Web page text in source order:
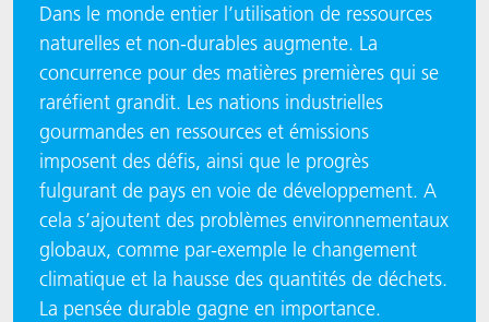
Dans le monde entier l’utilisation de ressources
naturelles et non-durables augmente. La
concurrence pour des matières premières qui se
raréfient grandit. Les nations industrielles
gourmandes en ressources et émissions
imposent des défis, ainsi que le progrès
fulgurant de pays en voie de développement. A
cela s’ajoutent des problèmes environnementaux
globaux, comme par-exemple le changement
climatique et la hausse des quantités de déchets.
La pensée durable gagne en importance.